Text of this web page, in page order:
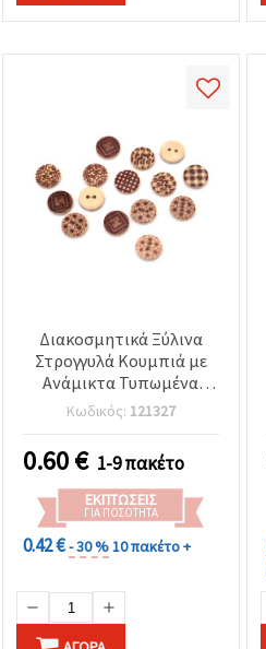
Διακοσμητικά Ξύλινα
Στρογγυλά Κουμπιά με
Ανάμικτα Τυπωμένα
Μοτίβα, 15 x 3,5 mm,
τρύπα 2 mm – Σετ 20
Πολύχρωμων Τεμαχίων
για Ράψιμο, Κοσμήματα
& DIY Χειροτεχνίες
Κωδικός: 121327
0.60€ 1-9 πακέτο
ΕΚΠΤΏΣΕΙΣ
ΓΙΑ ΠΟΣΌΤΗΤΑ
0.42 €- 30 %10 πακέτο +